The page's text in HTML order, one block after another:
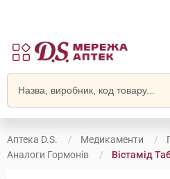
Аптека D.S. Медикаменти
Аналоги Гормонів
Вістамід